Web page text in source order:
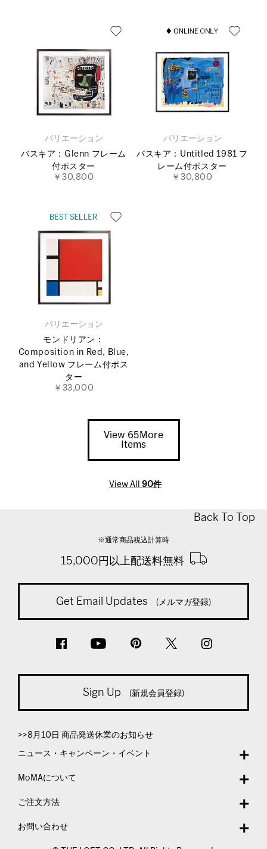
バリエーション
バスキア：Glenn フレーム
付ポスター
￥30,800
バリエーション
バスキア：Untitled 1981 フ
レーム付ポスター
￥30,800
バリエーション
モンドリアン：
Composition in Red, Blue,
and Yellow フレーム付ポス
ター
￥33,000
View 65More
Items
View All90件
Back To Top
※通常商品税込計算時
15,000円以上配送料無料
Get Email Updates (メルマガ登録)
Sign Up (新規会員登録)
>>8月10日 商品発送休業のお知らせ
ニュース・キャンペーン・イベント
MoMAについて
ご注文方法
お問い合わせ